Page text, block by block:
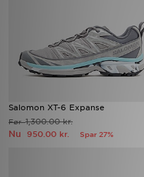
Salomon XT-6 Expanse
Før1,300.00 kr.
Nu 950.00 kr. Spar 27%